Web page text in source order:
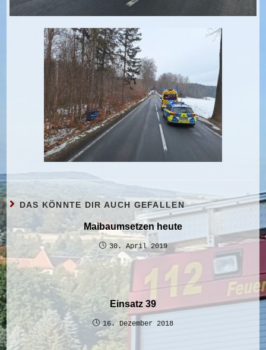
DAS KÖNNTE DIR AUCH GEFALLEN
Maibaumsetzen heute
30. April 2019
Einsatz 39
16. Dezember 2018